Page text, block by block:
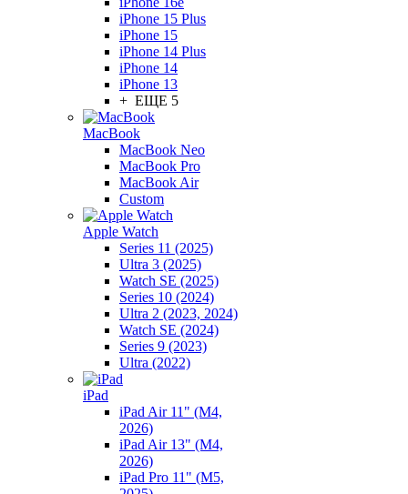
iPhone 15 Plus
iPhone 15
iPhone 14 Plus
iPhone 14
iPhone 13
+ ЕЩЕ 5
MacBook
MacBook Neo
MacBook Pro
MacBook Air
Custom
Apple Watch
Series 11 (2025)
Ultra 3 (2025)
Watch SE (2025)
Series 10 (2024)
Ultra 2 (2023, 2024)
Watch SE (2024)
Series 9 (2023)
Ultra (2022)
iPad
iPad Air 11" (M4,
2026)
iPad Air 13" (M4,
2026)
iPad Pro 11" (M5,